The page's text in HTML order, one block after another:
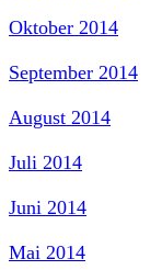
Oktober 2014
September 2014
August 2014
Juli 2014
Juni 2014
Mai 2014